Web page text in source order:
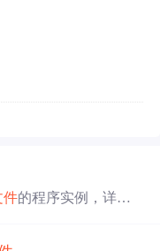
件的程序实例，详细